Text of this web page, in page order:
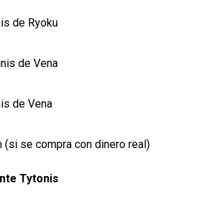
de Ryoku
de Vena
de Vena
(si se compra con dinero real)
Tytonis